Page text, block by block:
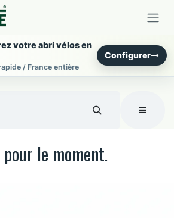
votre abri vélos en
/ France entière
Configurer
le moment.